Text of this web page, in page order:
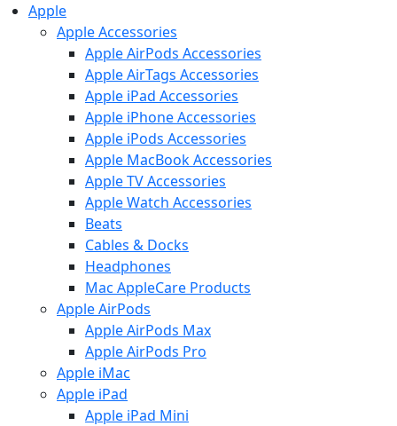
Apple
Apple Accessories
Apple AirPods Accessories
Apple AirTags Accessories
Apple iPad Accessories
Apple iPhone Accessories
Apple iPods Accessories
Apple MacBook Accessories
Apple TV Accessories
Apple Watch Accessories
Beats
Cables & Docks
Headphones
Mac AppleCare Products
Apple AirPods
Apple AirPods Max
Apple AirPods Pro
Apple iMac
Apple iPad
Apple iPad Mini